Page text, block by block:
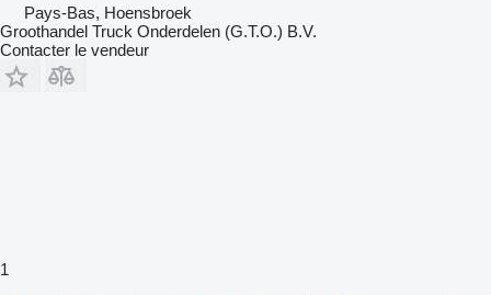
Pays-Bas, Hoensbroek
Groothandel Truck Onderdelen (G.T.O.) B.V.
Contacter le vendeur
1